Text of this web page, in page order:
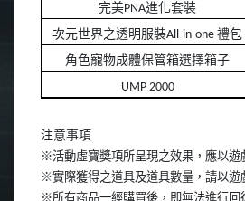
完美PNA進化套裝
次元世界之透明服裝All-in-one禮包
角色寵物成體保管箱選擇箱子
UMP 2000
注意事項
※活動虛寶獎項所呈現之效果，應以遊
※實際獲得之道具及道具數量，請以遊